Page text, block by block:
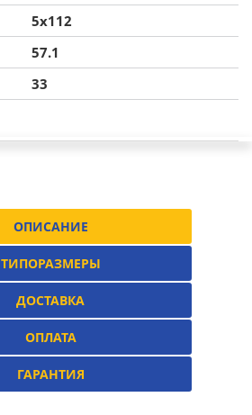
5x112
57.1
33
ОПИСАНИЕ
ТИПОРАЗМЕРЫ
ДОСТАВКА
ОПЛАТА
ГАРАНТИЯ